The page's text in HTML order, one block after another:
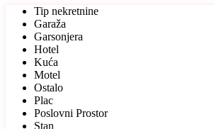
Tip nekretnine
Garaža
Garsonjera
Hotel
Kuća
Motel
Ostalo
Plac
Poslovni Prostor
Stan